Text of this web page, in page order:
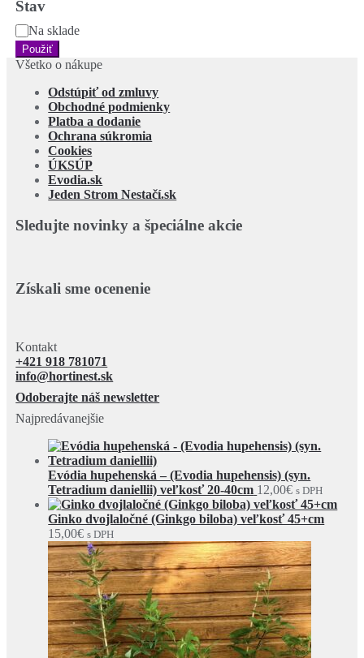
šírky
Stav
StavNa sklade
Použiť
Všetko o nákupe
Odstúpiť od zmluvy
Obchodné podmienky
Platba a dodanie
Ochrana súkromia
Cookies
ÚKSÚP
Evodia.sk
Jeden Strom Nestačí.sk
Sledujte novinky a špeciálne akcie
Získali sme ocenenie
Kontakt
+421 918 781071
info@hortinest.sk
Odoberajte náš newsletter
Najpredávanejšie
Evódia hupehenská – (Evodia hupehensis) (syn.
Tetradium daniellii) veľkosť 20-40cm 12,00€ s DPH
Ginko dvojlaločné (Ginkgo biloba) veľkosť 45+cm
15,00€ s DPH